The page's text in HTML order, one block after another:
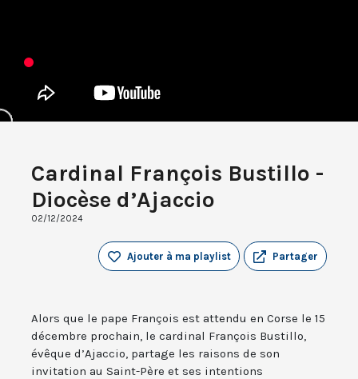
Cardinal François Bustillo -
Diocèse d’Ajaccio
02/12/2024
Partager
Ajouter à ma playlist
Alors que le pape François est attendu en Corse le 15
décembre prochain, le cardinal François Bustillo,
évêque d’Ajaccio, partage les raisons de son
invitation au Saint-Père et ses intentions